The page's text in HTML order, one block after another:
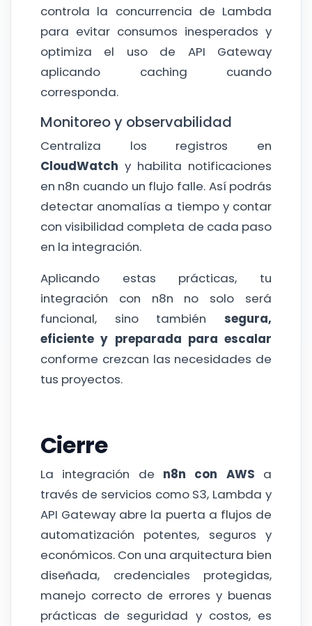
controla la concurrencia de Lambda
para evitar consumos inesperados y
optimiza el uso de API Gateway
aplicando caching cuando
corresponda.
Monitoreo y observabilidad
Centraliza los registros en
CloudWatch y habilita notificaciones
en n8n cuando un flujo falle. Así podrás
detectar anomalías a tiempo y contar
con visibilidad completa de cada paso
en la integración.
Aplicando estas prácticas, tu
integración con n8n no solo será
funcional, sino tambiénsegura,
eficiente y preparada para escalar
conforme crezcan las necesidades de
tus proyectos.
Cierre
La integración de n8n con AWS a
través de servicios como S3, Lambda y
API Gateway abre la puerta a flujos de
automatización potentes, seguros y
económicos. Con una arquitectura bien
diseñada, credenciales protegidas,
manejo correcto de errores y buenas
prácticas de seguridad y costos, es